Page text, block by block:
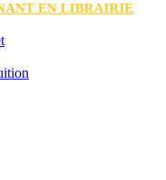
EN LIBRAIRIE